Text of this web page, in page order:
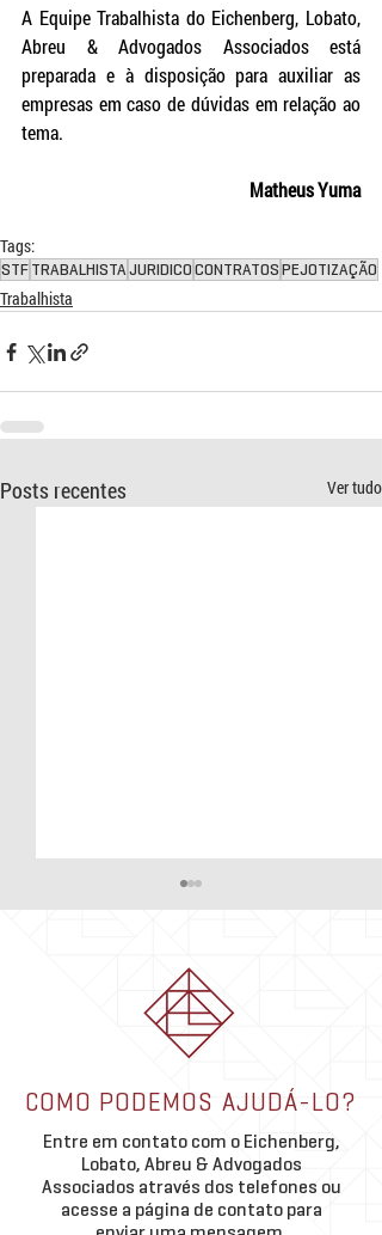
A Equipe Trabalhista do Eichenberg, Lobato,
Abreu & Advogados Associados está
preparada e à disposição para auxiliar as
empresas em caso de dúvidas em relação ao
tema.
Matheus Yuma
Tags:
STFTRABALHISTAJURIDICOCONTRATOSPEJOTIZAÇÃO
Trabalhista
Posts recentes Ver tudo
TST | Segurança Jurídica,
para a Advocacia Trabalhista
COMO PODEMOS AJUDÁ-LO?
Entre em contato com o Eichenberg,
Lobato, Abreu & Advogados
Associados através dos telefones ou
acesse a página de contato para